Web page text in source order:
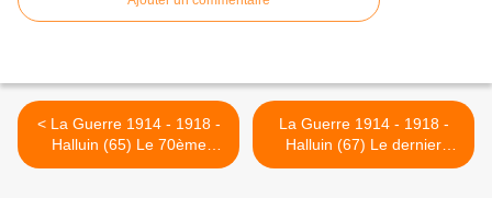
< La Guerre 1914 - 1918 -
Halluin (65) Le 70ème
Anniversaire de l'Armistice
La Guerre 1914 - 1918 -
Halluin (67) Le dernier
Tirailleur Sénégalais Ndiaye